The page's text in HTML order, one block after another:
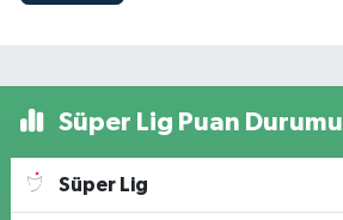
Süper Lig Puan Durumu
Süper Lig